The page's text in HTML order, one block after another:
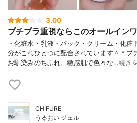
3.00
プチプラ重視ならこのオールインワ
・化粧水・乳液・パック・クリーム・化
分がこれひとつに配合されています＾＾プ
お馴染みのちふれ。敏感肌で色々な…続き
CHIFURE
うるおい ジェル